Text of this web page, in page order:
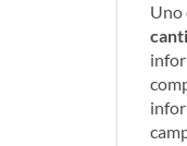
Uno